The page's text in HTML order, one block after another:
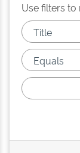
Use filters to